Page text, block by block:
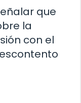
que
la
con el